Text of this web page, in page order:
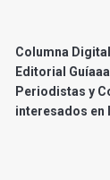
Columna
Editorial
Periodistas y
interesados en